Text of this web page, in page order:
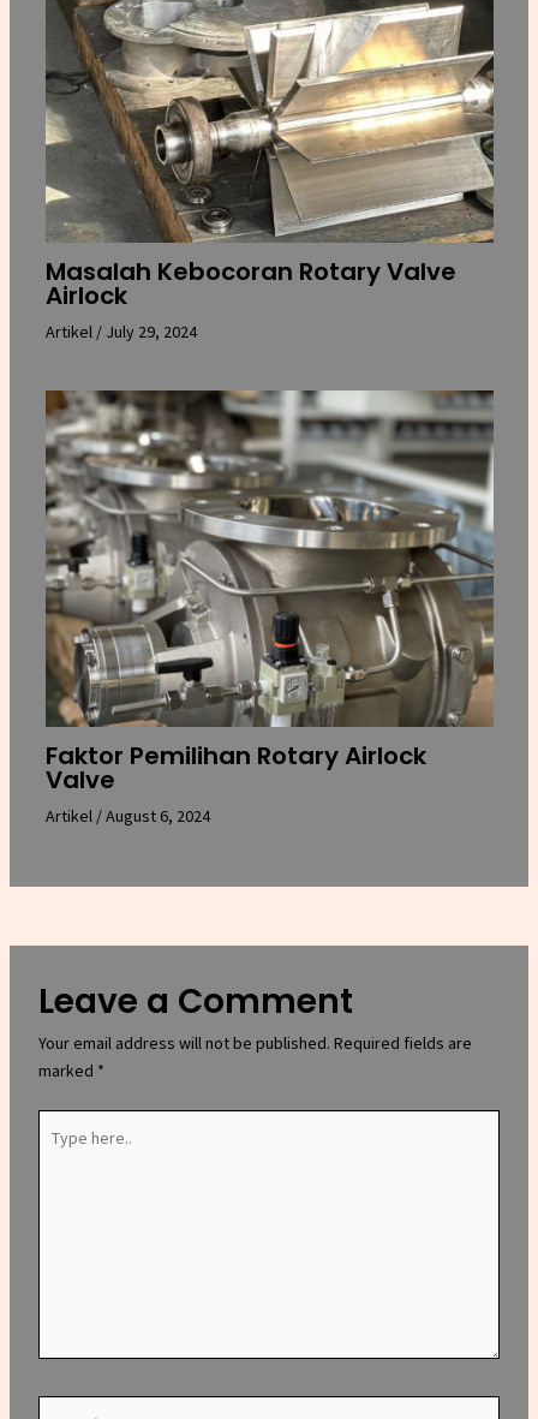
Masalah Kebocoran Rotary Valve
Airlock
Artikel/ July 29, 2024
Faktor Pemilihan Rotary Airlock
Valve
Artikel/August 6, 2024
Leave a Comment
Your email address will not be published. Required fields are
marked *
here..